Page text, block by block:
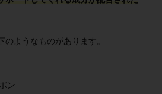
ようなものがあります。
ン